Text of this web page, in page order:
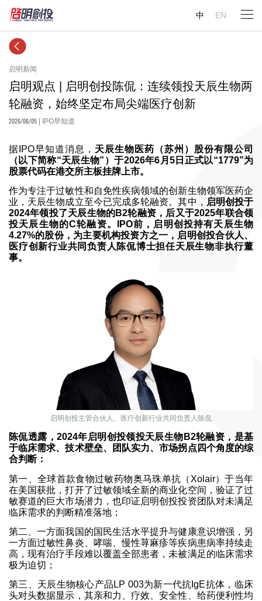
中 EN
启明新闻
启明观点 | 启明创投陈侃：连续领投天辰生物两
轮融资，始终坚定布局尖端医疗创新
2026/06/05 | IPO早知道
据IPO早知道消息， 天辰生物医药（苏州）股份有限公司
（以下简称“天辰生物”）于2026年6月5日正式以“1779”为
股票代码在港交所主板挂牌上市。
作为专注于过敏性和自免性疾病领域的创新生物领军医药企
业，天辰生物成立至今已完成多轮融资。其中， 启明创投于
2024年领投了天辰生物的B2轮融资，后又于2025年联合领
投天辰生物的C轮融资。IPO前，启明创投持有天辰生物
4.27%的股份，为主要机构投资方之一，启明创投合伙人、
医疗创新行业共同负责人陈侃博士担任天辰生物非执行董
事。
启明创投主管合伙人、医疗创新行业共同负责人陈侃
陈侃透露，2024年启明创投领投天辰生物B2轮融资，是基
于临床需求、技术壁垒、团队实力、市场拐点四个角度的综
合判断：
第一、全球首款食物过敏药物奥马珠单抗（Xolair）于当年
在美国获批，打开了过敏领域全新的商业化空间，验证了过
敏赛道的巨大市场潜力，也印证启明创投投资团队对未满足
临床需求的判断精准落地；
第二、一方面我国的国民生活水平提升与健康意识增强，另
一方面过敏性鼻炎、哮喘、慢性荨麻疹等疾病患病率持续走
高，现有治疗手段难以覆盖全部患者，未被满足的临床需求
极为迫切；
第三、天辰生物核心产品LP 003为新一代抗IgE抗体，临床
头对头数据显示，其亲和力、疗效、安全性、给药便利性均